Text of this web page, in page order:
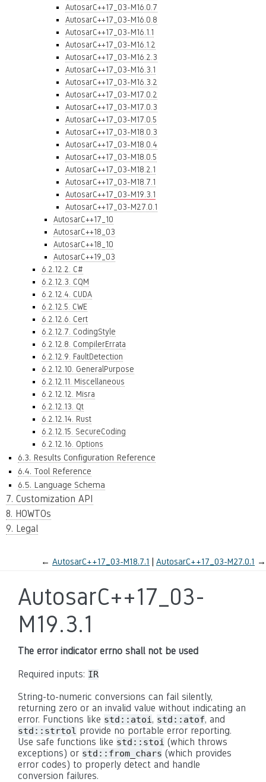
AutosarC++17_03-M16.0.7
AutosarC++17_03-M16.0.8
AutosarC++17_03-M16.1.1
AutosarC++17_03-M16.1.2
AutosarC++17_03-M16.2.3
AutosarC++17_03-M16.3.1
AutosarC++17_03-M16.3.2
AutosarC++17_03-M17.0.2
AutosarC++17_03-M17.0.3
AutosarC++17_03-M17.0.5
AutosarC++17_03-M18.0.3
AutosarC++17_03-M18.0.4
AutosarC++17_03-M18.0.5
AutosarC++17_03-M18.2.1
AutosarC++17_03-M18.7.1
AutosarC++17_03-M19.3.1
AutosarC++17_03-M27.0.1
AutosarC++17_10
AutosarC++18_03
AutosarC++18_10
AutosarC++19_03
6.2.12.2. C#
6.2.12.3. CQM
6.2.12.4. CUDA
6.2.12.5. CWE
6.2.12.6. Cert
6.2.12.7. CodingStyle
6.2.12.8. CompilerErrata
6.2.12.9. FaultDetection
6.2.12.10. GeneralPurpose
6.2.12.11. Miscellaneous
6.2.12.12. Misra
6.2.12.13. Qt
6.2.12.14. Rust
6.2.12.15. SecureCoding
6.2.12.16. Options
6.3. Results Configuration Reference
6.4. Tool Reference
6.5. Language Schema
7. Customization API
8. HOWTOs
9. Legal
← AutosarC++17_03-M18.7.1 AutosarC++17_03-M27.0.1 →
AutosarC++17_03-
M19.3.1
The error indicator errno shall not be used
Required inputs: IR
String-to-numeric conversions can fail silently,
returning zero or an invalid value without indicating an
error. Functions like std::atoi, std::atof, and
std::strtol provide no portable error reporting.
Use safe functions like std::stoi (which throws
exceptions) or std::from_chars (which provides
error codes) to properly detect and handle
conversion failures.